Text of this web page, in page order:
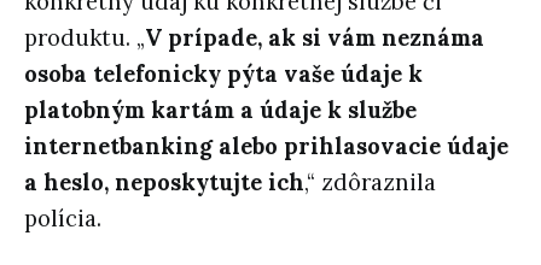
produktu. „V prípade, ak si vám neznáma
osoba telefonicky pýta vaše údaje k
platobným kartám a údaje k službe
internetbanking alebo prihlasovacie údaje
a heslo, neposkytujte ich,“ zdôraznila
polícia.